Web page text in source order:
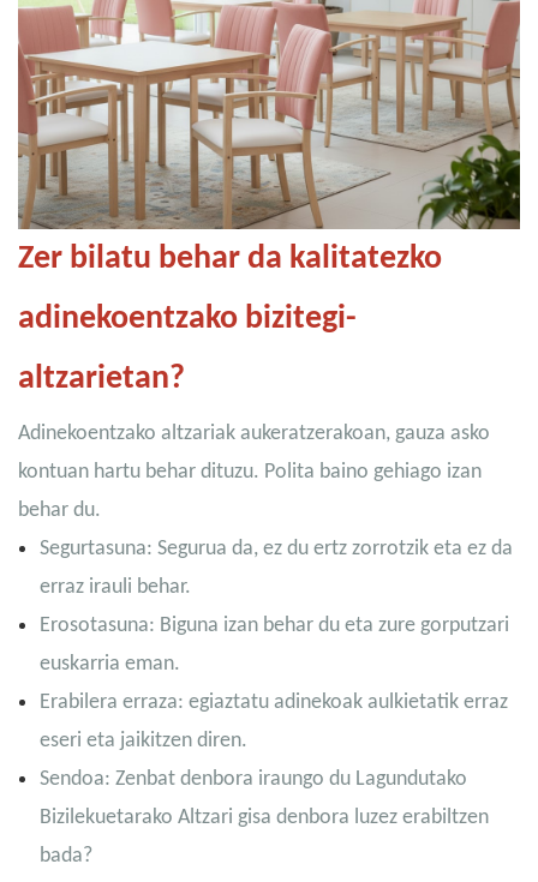
Zer bilatu behar da kalitatezko
adinekoentzako bizitegi-
altzarietan?
Adinekoentzako altzariak aukeratzerakoan, gauza asko
kontuan hartu behar dituzu. Polita baino gehiago izan
behar du.
Segurtasuna: Segurua da, ez du ertz zorrotzik eta ez da
erraz irauli behar.
Erosotasuna: Biguna izan behar du eta zure gorputzari
euskarria eman.
Erabilera erraza: egiaztatu adinekoak aulkietatik erraz
eseri eta jaikitzen diren.
Sendoa: Zenbat denbora iraungo du Lagundutako
Bizilekuetarako Altzari gisa denbora luzez erabiltzen
bada?